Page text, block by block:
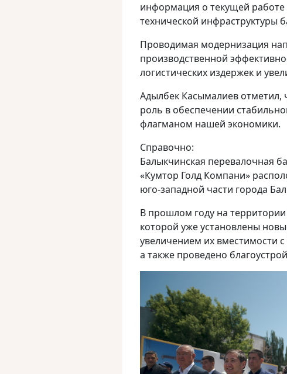
информация о текущей
технической инфраструктуры
Проводимая модернизация
производственной
логистических издержек и
Адылбек Касымалиев
роль в обеспечении
флагманом нашей экономики.
Справочно:
Балыкчинская перевалочная
«Кумтор Голд Компани»
юго-западной части города
В прошлом году на
которой уже установлены
увеличением их вместимости
а также проведено